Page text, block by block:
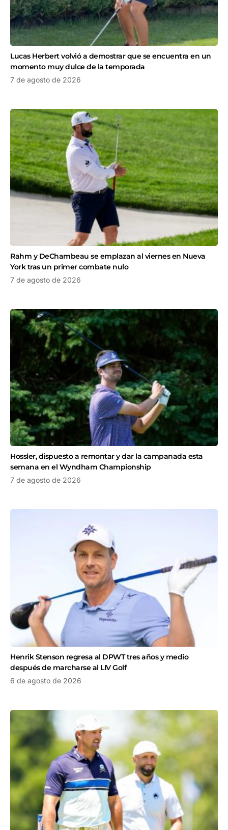
Lucas Herbert volvió a demostrar que se encuentra en un
momento muy dulce de la temporada
7 de agosto de 2026
Rahm y DeChambeau se emplazan al viernes en Nueva
York tras un primer combate nulo
7 de agosto de 2026
Hossler, dispuesto a remontar y dar la campanada esta
semana en el Wyndham Championship
7 de agosto de 2026
Henrik Stenson regresa al DPWT tres años y medio
después de marcharse al LIV Golf
6 de agosto de 2026